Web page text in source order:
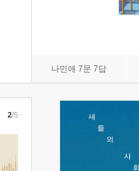
나민애 7문 7답
2/5